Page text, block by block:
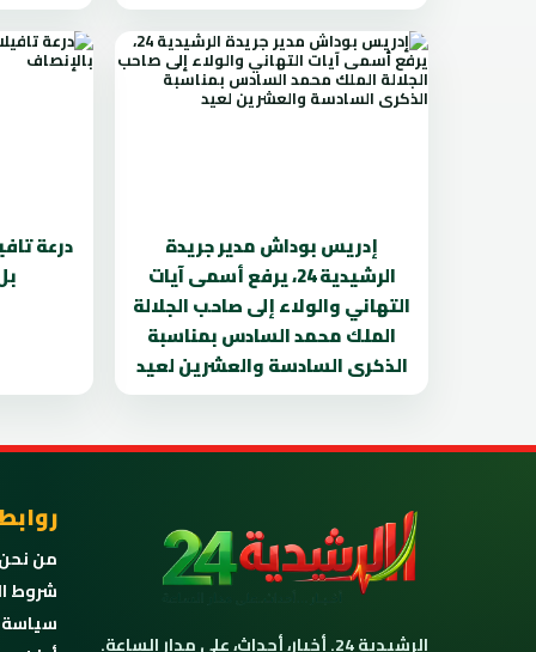
إدريس بوداش مدير جريدة
الرشيدية 24، يرفع أسمى آيات
التهاني والولاء إلى صاحب الجلالة
الملك محمد السادس بمناسبة
الذكرى السادسة والعشرين لعيد
درعة
الرشيدية 24. أخبار، أحداث، على مدار الساعة.
من
شروط